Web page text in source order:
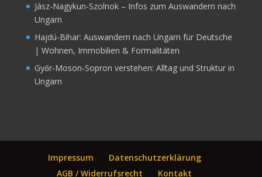
Jász-Nagykun-Szolnok – Infos zum Auswandern nach
Ungarn
Hajdú-Bihar: Auswandern nach Ungarn für Deutsche
| Wohnen, Immobilien & Formalitäten
Győr‑Moson‑Sopron verstehen: Alltag und Struktur in
Ungarn
Impressum
Datenschutzerklärung
AGB / Widerrufsrecht
Kontakt